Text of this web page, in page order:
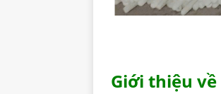
Giới thiệu về